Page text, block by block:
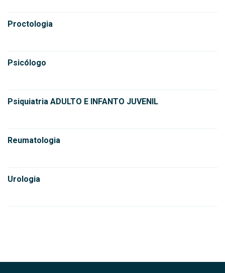
Proctologia
Psicólogo
Psiquiatria ADULTO E INFANTO JUVENIL
Reumatologia
Urologia